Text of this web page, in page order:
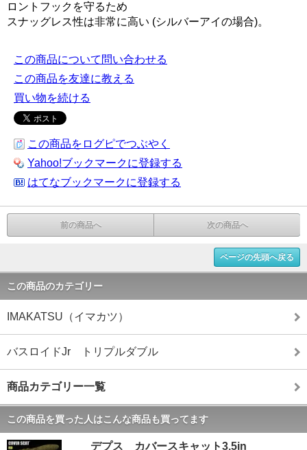
ロントフックを守るため
スナッグレス性は非常に高い (シルバーアイの場合)。
この商品について問い合わせる
この商品を友達に教える
買い物を続ける
この商品をログピでつぶやく
Yahoo!ブックマークに登録する
はてなブックマークに登録する
前の商品へ 次の商品へ
ページの先頭へ戻る
この商品のカテゴリー
IMAKATSU（イマカツ）
バスロイドJr トリプルダブル
商品カテゴリー一覧
この商品を買った人はこんな商品も買ってます
デプス カバースキャット3.5in